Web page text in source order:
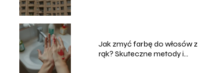
Jak zmyć farbę do włosów z
rąk? Skuteczne metody i